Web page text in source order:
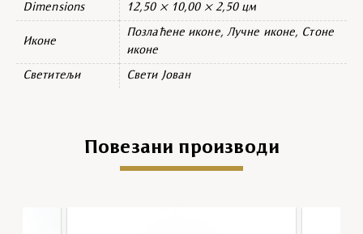
Dimensions 12,50 × 10,00 × 2,50 цм
Иконе
Позлаћене иконе, Лучне иконе, Стоне
иконе
Светитељи Свети Јован
Повезани производи